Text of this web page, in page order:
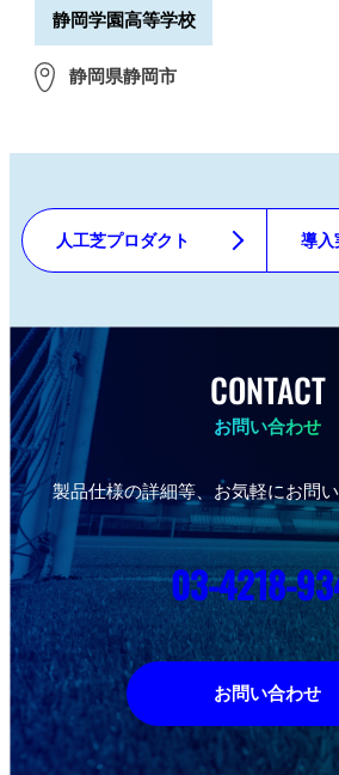
静岡学園高等学校
静岡県静岡市
人工芝プロダクト 導入
CONTACT
お問い合わせ
製品仕様の詳細等、お気軽にお問い
03-4218-
お問い合わせ